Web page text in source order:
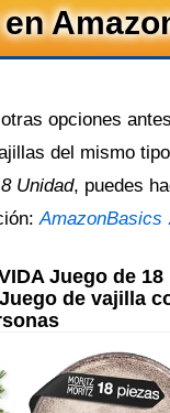
opciones
del mismo
Unidad, puedes
AmazonBasics
Juego de 18
de vajilla